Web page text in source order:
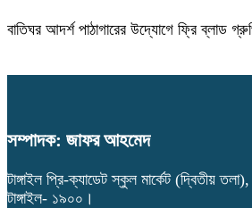
বাতিঘর আদর্শ পাঠাগারের উদ্যোগে ফ্রি ব্লাড
সম্পাদক: জাফর আহমেদ
টাঙ্গাইল প্রি-ক্যাডেট স্কুল মার্কেট (দ্বিতীয়
টাঙ্গাইল- ১৯০০।